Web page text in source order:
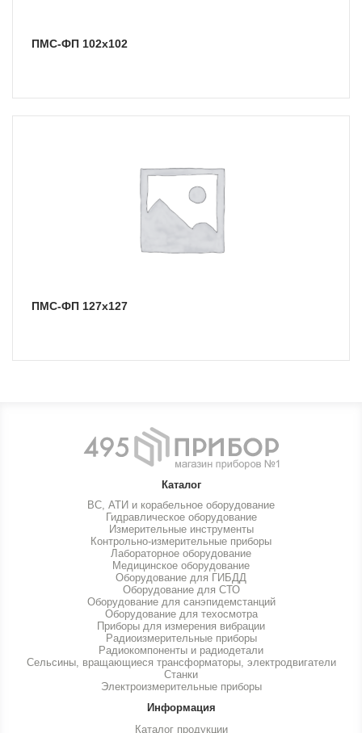
ПМС-ФП 102х102
ПМС-ФП 127х127
Каталог
ВС, АТИ и корабельное оборудование
Гидравлическое оборудование
Измерительные инструменты
Контрольно-измерительные приборы
Лабораторное оборудование
Медицинское оборудование
Оборудование для ГИБДД
Оборудование для СТО
Оборудование для санэпидемстанций
Оборудование для техосмотра
Приборы для измерения вибрации
Радиоизмерительные приборы
Радиокомпоненты и радиодетали
Сельсины, вращающиеся трансформаторы, электродвигатели
Станки
Электроизмерительные приборы
Информация
Каталог продукции